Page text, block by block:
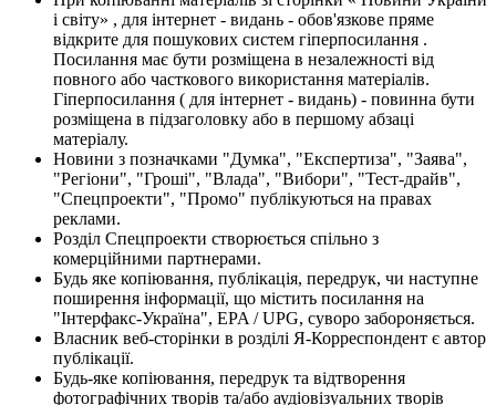
і світу» , для інтернет - видань - обов'язкове пряме
відкрите для пошукових систем гіперпосилання .
Посилання має бути розміщена в незалежності від
повного або часткового використання матеріалів.
Гіперпосилання ( для інтернет - видань) - повинна бути
розміщена в підзаголовку або в першому абзаці
матеріалу.
Новини з позначками "Думка", "Експертиза", "Заява",
"Регіони", "Гроші", "Влада", "Вибори", "Тест-драйв",
"Спецпроекти", "Промо" публікуються на правах
реклами.
Розділ Спецпроекти створюється спільно з
комерційними партнерами.
Будь яке копіювання, публікація, передрук, чи наступне
поширення інформації, що містить посилання на
"Інтерфакс-Україна", EPA / UPG, суворо забороняється.
Власник веб-сторінки в розділі Я-Корреспондент є автор
публікації.
Будь-яке копіювання, передрук та відтворення
фотографічних творів та/або аудіовізуальних творів